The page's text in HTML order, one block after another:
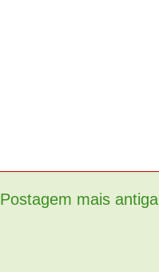
Postagem mais antiga